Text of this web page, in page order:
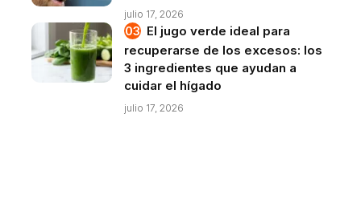
julio 17, 2026
El jugo verde ideal para
recuperarse de los excesos: los
3 ingredientes que ayudan a
cuidar el hígado
julio 17, 2026